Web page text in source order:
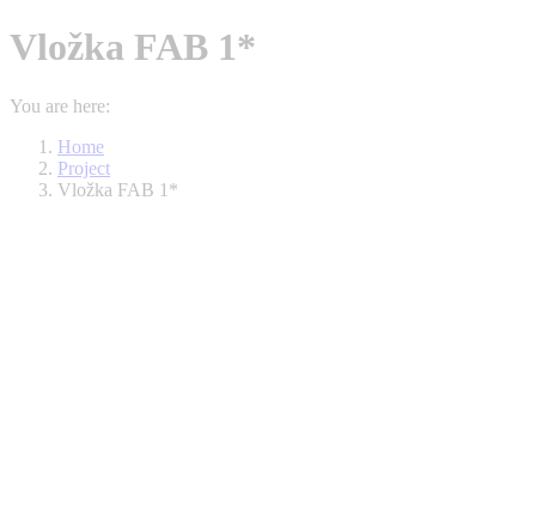
Vložka FAB 1*
You are here:
Home
Project
Vložka FAB 1*